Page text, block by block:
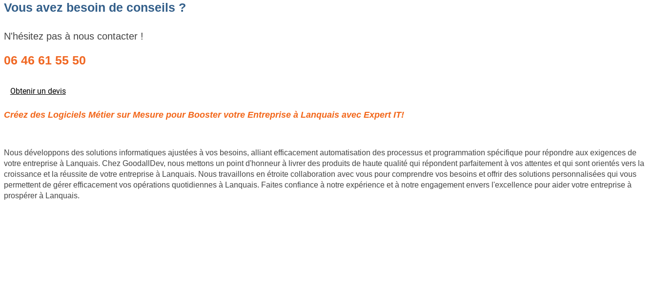
Vous avez besoin de conseils ?
N'hésitez pas à nous contacter !
06 46 61 55 50
Obtenir un devis
Créez des Logiciels Métier sur Mesure pour Booster votre Entreprise à Lanquais avec Expert IT!
Nous développons des solutions informatiques ajustées à vos besoins, alliant efficacement automatisation des processus et programmation spécifique pour répondre aux exigences de
votre entreprise à Lanquais. Chez GoodallDev, nous mettons un point d'honneur à livrer des produits de haute qualité qui répondent parfaitement à vos attentes et qui sont orientés vers la
croissance et la réussite de votre entreprise à Lanquais. Nous travaillons en étroite collaboration avec vous pour comprendre vos besoins et offrir des solutions personnalisées qui vous
permettent de gérer efficacement vos opérations quotidiennes à Lanquais. Faites confiance à notre expérience et à notre engagement envers l'excellence pour aider votre entreprise à
prospérer à Lanquais.